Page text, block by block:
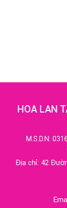
HOA LAN
M.S.D.N:
Địa chỉ: 42